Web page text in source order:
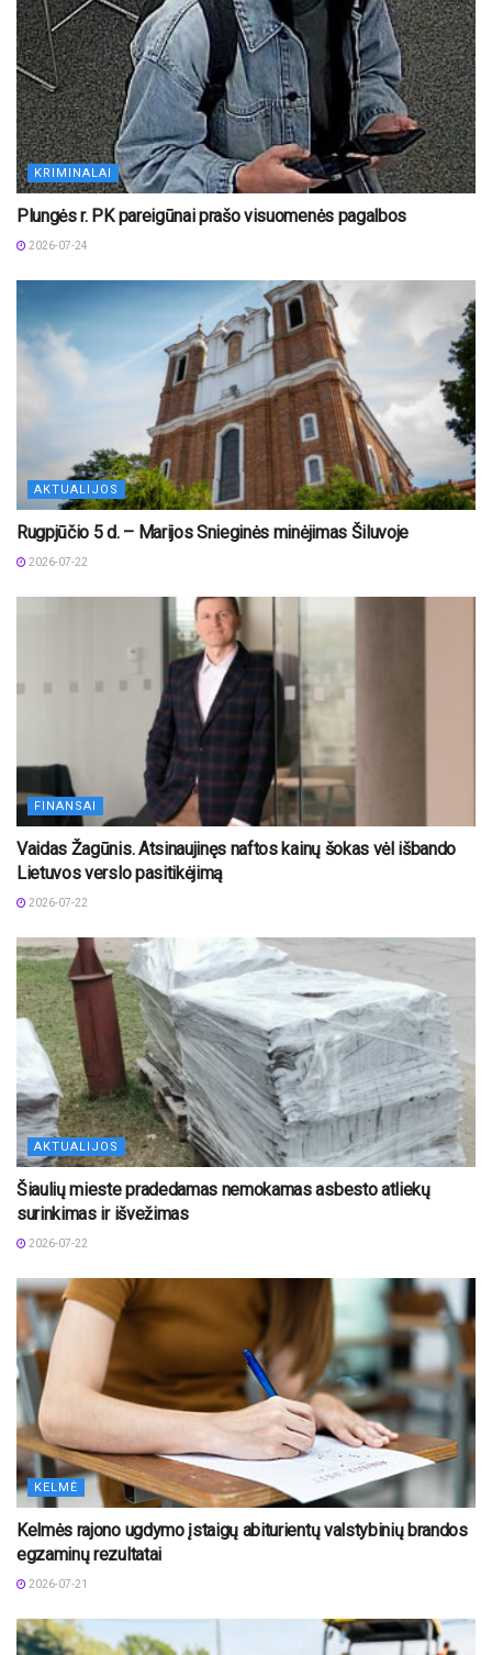
KRIMINALAI
Plungės r. PK pareigūnai prašo visuomenės pagalbos
2026-07-24
AKTUALIJOS
Rugpjūčio 5 d. – Marijos Snieginės minėjimas Šiluvoje
2026-07-22
FINANSAI
Vaidas Žagūnis. Atsinaujinęs naftos kainų šokas vėl išbando
Lietuvos verslo pasitikėjimą
2026-07-22
AKTUALIJOS
Šiaulių mieste pradedamas nemokamas asbesto atliekų
surinkimas ir išvežimas
2026-07-22
KELMĖ
Kelmės rajono ugdymo įstaigų abiturientų valstybinių brandos
egzaminų rezultatai
2026-07-21